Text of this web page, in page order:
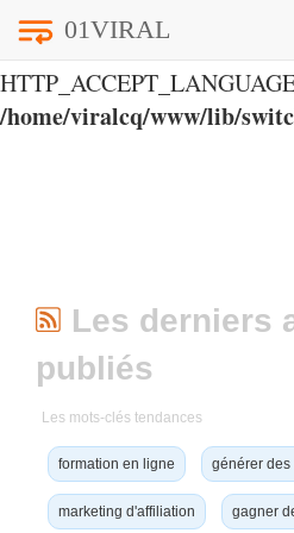
Notice
/home/viralcq/www/lib/
01VIRAL
Les derniers
publiés
Les mots-clés tendances
formation en ligne générer des
marketing d'affiliation gagner